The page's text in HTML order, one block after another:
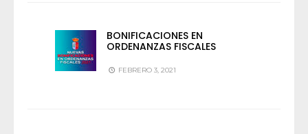
BONIFICACIONES EN
ORDENANZAS FISCALES
FEBRERO 3, 2021